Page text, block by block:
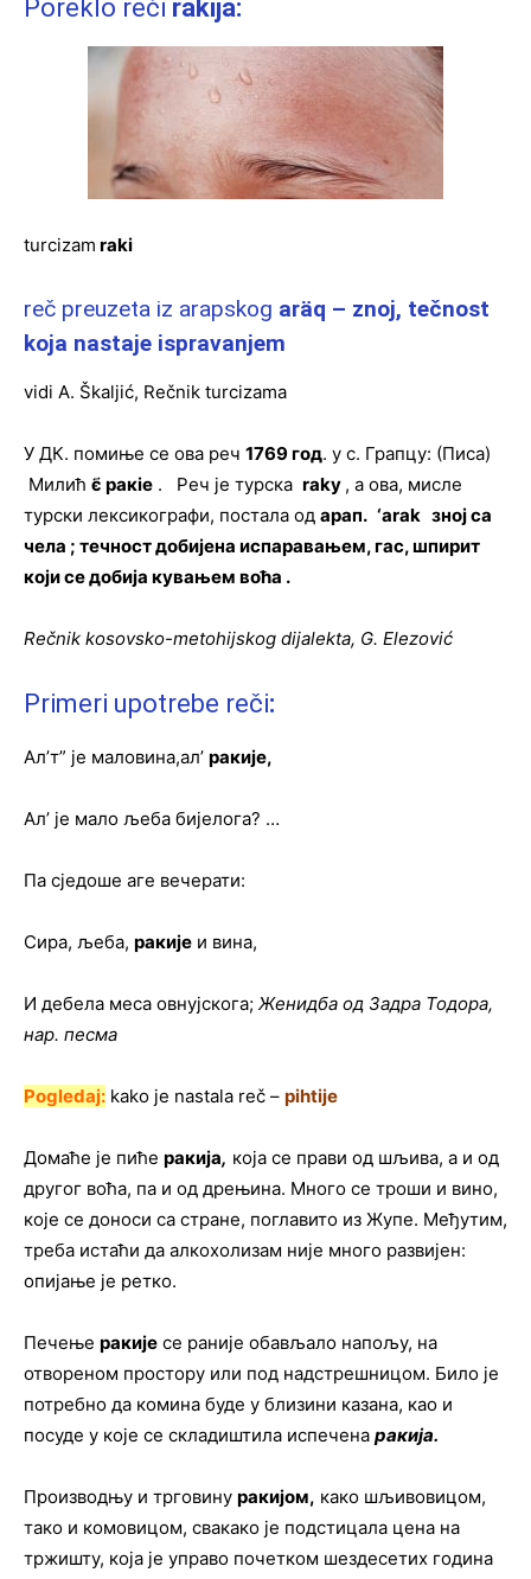
Poreklo reči rakija:
turcizam raki
reč preuzeta iz arapskog aräq – znoj, tečnost
koja nastaje ispravanjem
vidi A. Škaljić, Rečnik turcizama
У ДК. помиње се ова реч 1769 год. у с. Грапцу: (Писа)
Милић є҃ ракіе . Реч је турска raky , а ова, мисле
турски лексикографи, постала од арап. ‘arak зној са
чела ; течност добијена испаравањем, гас, шпирит
који се добија кувањем воћа .
Rečnik kosovsko-metohijskog dijalekta, G. Elezović
Primeri upotrebe reči:
Ал’т” је маловина,ал’ ракије,
Ал’ је мало љеба бијелога? …
Па сједоше аге вечерати:
Сира, љеба, ракије и вина,
И дебела меса овнујскога; Женидба од Задра Тодора,
нар. песма
Pogledaj: kako je nastala reč – pihtije
Домаће је пиће ракија, која се прави од шљива, а и од
другог воћа, па и од дрењина. Много се троши и вино,
које се доноси са стране, поглавито из Жупе. Међутим,
треба истаћи да алкохолизам није много развијен:
опијање је ретко.
Печење ракије се раније обављало напољу, на
отвореном простору или под надстрешницом. Било је
потребно да комина буде у близини казана, као и
посуде у које се складиштила испечена ракија.
Производњу и трговину ракијом, како шљивовицом,
тако и комовицом, свакако је подстицала цена на
тржишту, која је управо почетком шездесетих година